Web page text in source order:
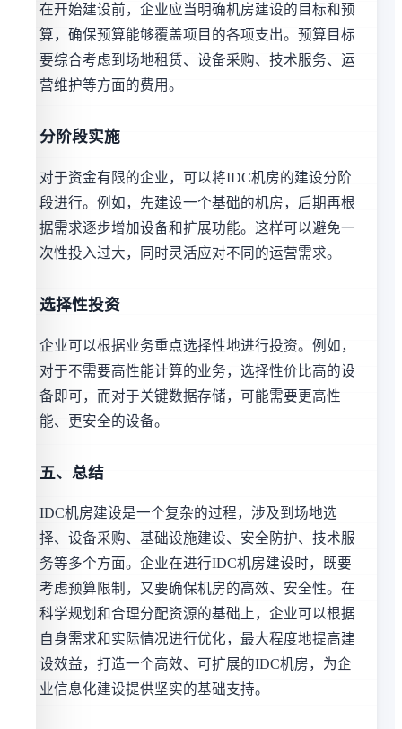
在开始建设前，企业应当明确机房建设的目标和预
算，确保预算能够覆盖项目的各项支出。预算目标
要综合考虑到场地租赁、设备采购、技术服务、运
营维护等方面的费用。
分阶段实施
对于资金有限的企业，可以将IDC机房的建设分阶
段进行。例如，先建设一个基础的机房，后期再根
据需求逐步增加设备和扩展功能。这样可以避免一
次性投入过大，同时灵活应对不同的运营需求。
选择性投资
企业可以根据业务重点选择性地进行投资。例如，
对于不需要高性能计算的业务，选择性价比高的设
备即可，而对于关键数据存储，可能需要更高性
能、更安全的设备。
五、总结
IDC机房建设是一个复杂的过程，涉及到场地选
择、设备采购、基础设施建设、安全防护、技术服
务等多个方面。企业在进行IDC机房建设时，既要
考虑预算限制，又要确保机房的高效、安全性。在
科学规划和合理分配资源的基础上，企业可以根据
自身需求和实际情况进行优化，最大程度地提高建
设效益，打造一个高效、可扩展的IDC机房，为企
业信息化建设提供坚实的基础支持。